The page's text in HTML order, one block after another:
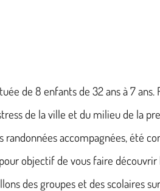
de 8 enfants de 32 ans à 7
de la ville et du milieu de la
randonnées accompagnées, été
objectif de vous faire
des groupes et des scolaires